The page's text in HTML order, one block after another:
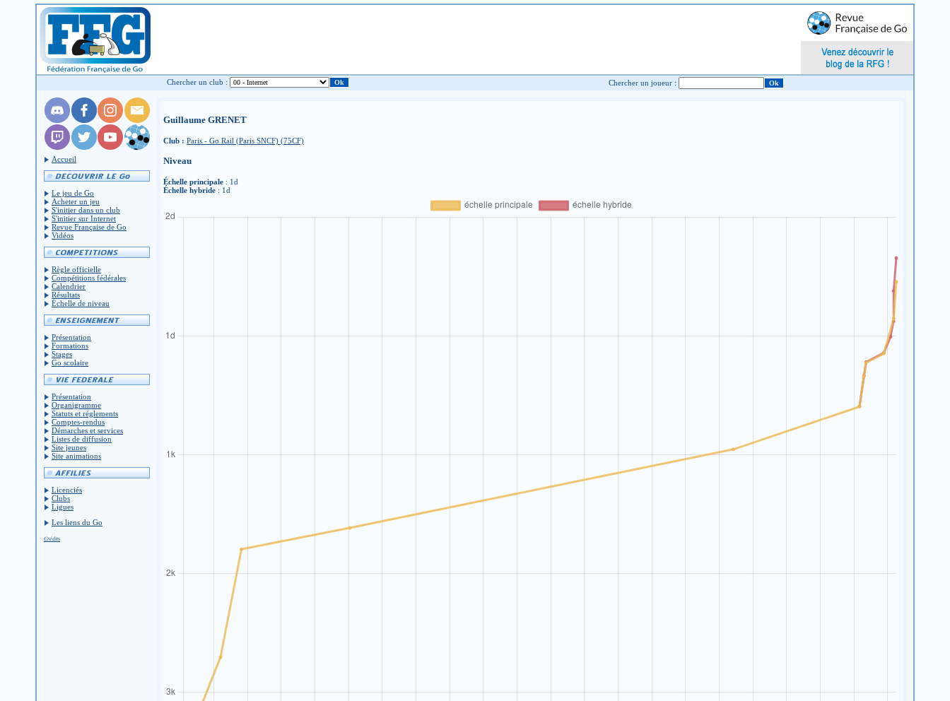
Chercher un club : Chercher un joueur :
Accueil
Le jeu de Go
Acheter un jeu
S'initier dans un club
S'initier sur Internet
Revue Française de Go
Vidéos
Règle officielle
Compétitions fédérales
Calendrier
Résultats
Échelle de niveau
Présentation
Formations
Stages
Go scolaire
Présentation
Organigramme
Statuts et réglements
Comptes-rendus
Démarches et services
Listes de diffusion
Site jeunes
Site animations
Licenciés
Clubs
Ligues
Les liens du Go
Crédits
Guillaume GRENET
Club : Paris - Go Rail (Paris SNCF) (75CF)
Niveau
Échelle principale : 1d
Échelle hybride : 1d